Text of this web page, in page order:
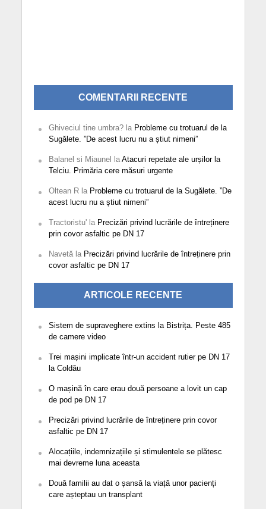
COMENTARII RECENTE
Ghiveciul tine umbra?la Probleme cu trotuarul de la
Sugălete. ”De acest lucru nu a știut nimeni”
Balanel si Miaunel la Atacuri repetate ale urșilor la
Telciu. Primăria cere măsuri urgente
Oltean Rla Probleme cu trotuarul de la Sugălete. ”De
acest lucru nu a știut nimeni”
Tractoristu'la Precizări privind lucrările de întreținere
prin covor asfaltic pe DN 17
Navetăla Precizări privind lucrările de întreținere prin
covor asfaltic pe DN 17
ARTICOLE RECENTE
Sistem de supraveghere extins la Bistrița. Peste 485
de camere video
Trei mașini implicate într-un accident rutier pe DN 17
la Coldău
O mașină în care erau două persoane a lovit un cap
de pod pe DN 17
Precizări privind lucrările de întreținere prin covor
asfaltic pe DN 17
Alocațiile, indemnizațiile și stimulentele se plătesc
mai devreme luna aceasta
Două familii au dat o șansă la viață unor pacienți
care așteptau un transplant